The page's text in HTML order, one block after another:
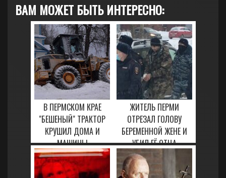
ВАМ МОЖЕТ БЫТЬ ИНТЕРЕСНО:
В ПЕРМСКОМ КРАЕ
"БЕШЕНЫЙ" ТРАКТОР
КРУШИЛ ДОМА И
МАШИНЫ
16 МАРТА, 2021
ЖИТЕЛЬ ПЕРМИ
ОТРЕЗАЛ ГОЛОВУ
БЕРЕМЕННОЙ ЖЕНЕ И
УБИЛ ЕЁ ОТЦА
5 ФЕВРАЛЯ, 2021